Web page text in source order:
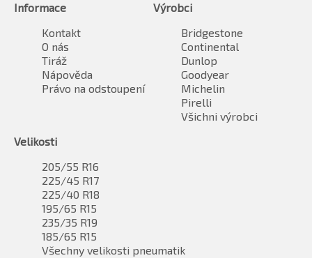
Informace
Kontakt
O nás
Tiráž
Nápověda
Právo na odstoupení
Výrobci
Bridgestone
Continental
Dunlop
Goodyear
Michelin
Pirelli
Všichni výrobci
Velikosti
205/55 R16
225/45 R17
225/40 R18
195/65 R15
235/35 R19
185/65 R15
Všechny velikosti pneumatik